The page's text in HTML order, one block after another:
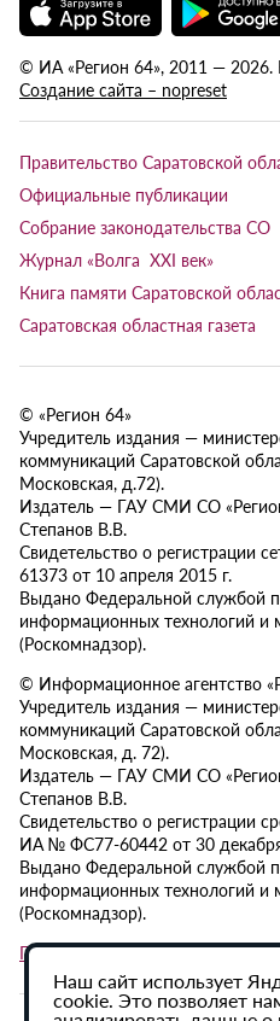
© ИА «Регион 64», 2011 —
Создание сайта – nopreset
Правительство Саратовской
Официальные публикации
Собрание законодательства СО
Журнал «Волга XXI век»
Книга памяти Саратовской
Саратовская областная газета
© «Регион 64»
Учредитель издания —
коммуникаций Саратовской
Московская, д.72).
Издатель — ГАУ СМИ СО
Степанов В.В.
Свидетельство о регистрации
61373 от 10 апреля 2015 г.
Выдано Федеральной службой
информационных технологий и
(Роскомнадзор).
© Информационное агентство
Учредитель издания —
коммуникаций Саратовской
Московская, д. 72).
Издатель — ГАУ СМИ СО
Степанов В.В.
Свидетельство о регистрации
ИА № ФС77-60442 от 30
Выдано Федеральной службой
информационных технологий и
(Роскомнадзор).
Политика в отношении
Наш сайт использует
cookie. Это позволяет